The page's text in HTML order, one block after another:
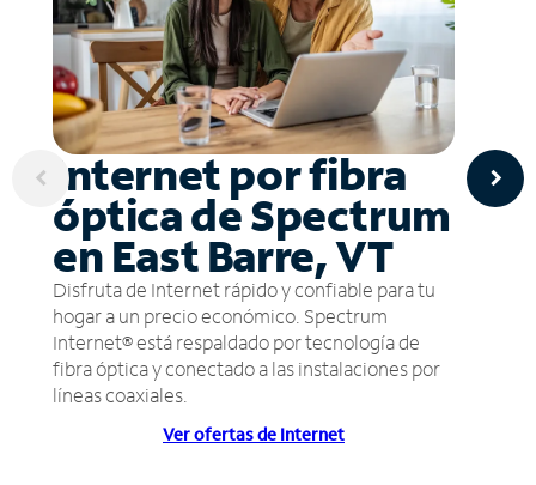
Internet por fibra
óptica de Spectrum
en East Barre, VT
Disfruta de Internet rápido y confiable para tu
hogar a un precio económico. Spectrum
Internet® está respaldado por tecnología de
fibra óptica y conectado a las instalaciones por
líneas coaxiales.
Ver ofertas de Internet